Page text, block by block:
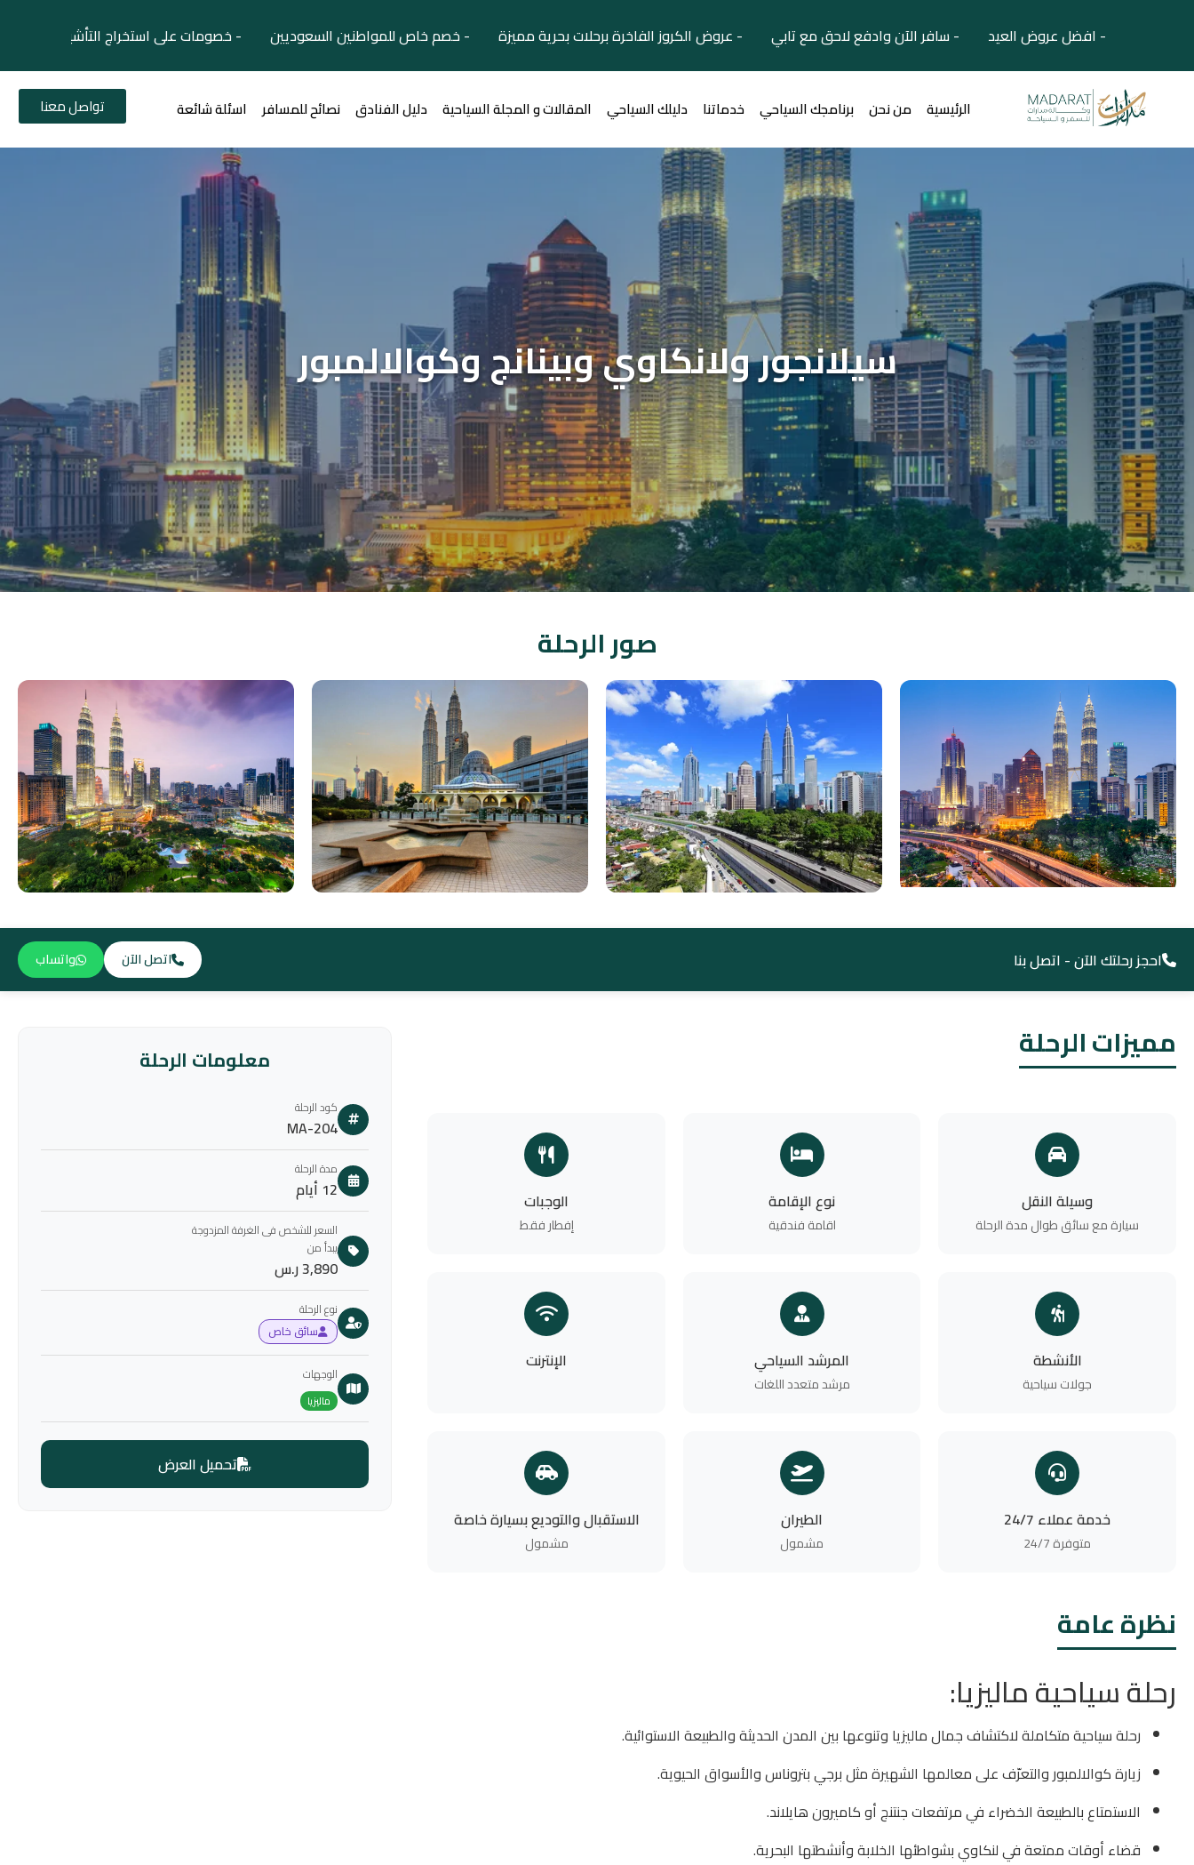
- افضل عروض العيد - سافر الآن وادفع لاحق مع تابي - عروض الكروز الفاخرة برحلات بحرية مميزة - خصم خاص للمواطنين السعوديين - خصومات على استخراج التأشيرات
الرئيسية من نحن برنامجك السياحي خدماتنا دليلك السياحي المقالات و المجلة السياحية دليل الفنادق نصائح للمسافر اسئلة شائعة تواصل معنا
سيلانجور ولانكاوي وبينانج وكوالالمبور
صور الرحلة
احجز رحلتك الآن - اتصل بنا اتصل الآن واتساب
مميزات الرحلة
وسيلة النقل
سيارة مع سائق طوال مدة الرحلة
نوع الإقامة
اقامة فندقية
الوجبات
إفطار فقط
الأنشطة
جولات سياحية
المرشد السياحي
مرشد متعدد اللغات
الإنترنت
خدمة عملاء 24/7
متوفرة 24/7
الطيران
مشمول
الاستقبال والتوديع بسيارة خاصة
مشمول
نظرة عامة
رحلة سياحية ماليزيا:
رحلة سياحية متكاملة لاكتشاف جمال ماليزيا وتنوعها بين المدن الحديثة والطبيعة الاستوائية.
زيارة كوالالمبور والتعرّف على معالمها الشهيرة مثل برجي بتروناس والأسواق الحيوية.
الاستمتاع بالطبيعة الخضراء في مرتفعات جنتنج أو كاميرون هايلاند.
قضاء أوقات ممتعة في لنكاوي بشواطئها الخلابة وأنشطتها البحرية.
معلومات الرحلة
كود الرحلة
MA-204
مدة الرحلة
12 أيام
السعر للشخص فى الغرفة المزدوجة
يبدأ من
3,890 ر.س
نوع الرحلة
سائق خاص
الوجهات
ماليزيا
تحميل العرض